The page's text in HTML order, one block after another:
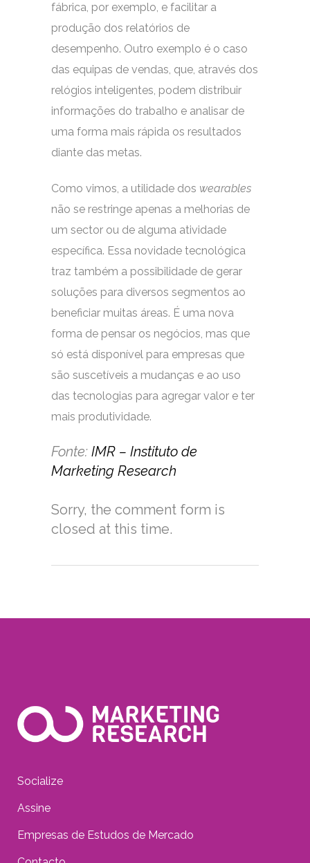
fábrica, por exemplo, e facilitar a
produção dos relatórios de
desempenho. Outro exemplo é o caso
das equipas de vendas, que, através dos
relógios inteligentes, podem distribuir
informações do trabalho e analisar de
uma forma mais rápida os resultados
diante das metas.
Como vimos, a utilidade dos wearables
não se restringe apenas a melhorias de
um sector ou de alguma atividade
específica. Essa novidade tecnológica
traz também a possibilidade de gerar
soluções para diversos segmentos ao
beneficiar muitas áreas. É uma nova
forma de pensar os negócios, mas que
só está disponível para empresas que
são suscetíveis a mudanças e ao uso
das tecnologias para agregar valor e ter
mais produtividade.
Fonte: IMR – Instituto de
Marketing Research
Sorry, the comment form is
closed at this time.
Socialize
Assine
Empresas de Estudos de Mercado